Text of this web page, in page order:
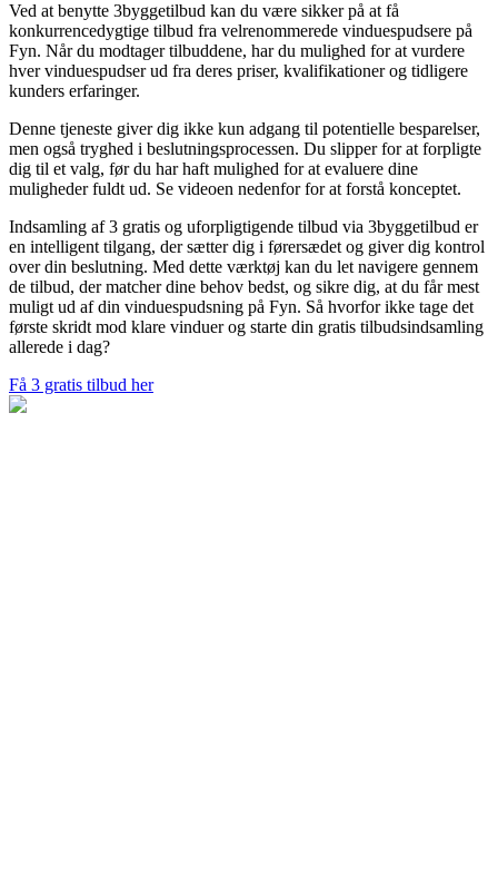
Ved at benytte 3byggetilbud kan du være sikker på at få
konkurrencedygtige tilbud fra velrenommerede vinduespudsere på
Fyn. Når du modtager tilbuddene, har du mulighed for at vurdere
hver vinduespudser ud fra deres priser, kvalifikationer og tidligere
kunders erfaringer.
Denne tjeneste giver dig ikke kun adgang til potentielle besparelser,
men også tryghed i beslutningsprocessen. Du slipper for at forpligte
dig til et valg, før du har haft mulighed for at evaluere dine
muligheder fuldt ud. Se videoen nedenfor for at forstå konceptet.
Indsamling af 3 gratis og uforpligtigende tilbud via 3byggetilbud er
en intelligent tilgang, der sætter dig i førersædet og giver dig kontrol
over din beslutning. Med dette værktøj kan du let navigere gennem
de tilbud, der matcher dine behov bedst, og sikre dig, at du får mest
muligt ud af din vinduespudsning på Fyn. Så hvorfor ikke tage det
første skridt mod klare vinduer og starte din gratis tilbudsindsamling
allerede i dag?
Få 3 gratis tilbud her